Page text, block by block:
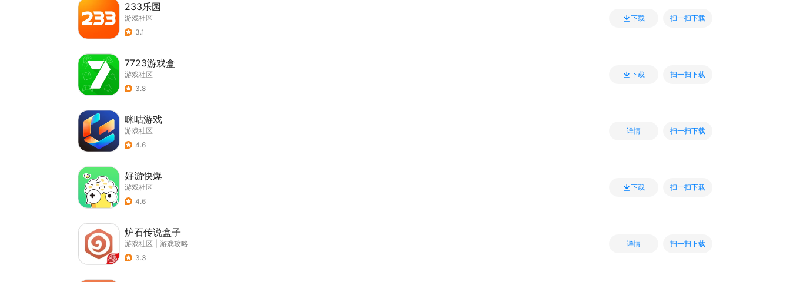
233乐园
游戏社区
3.1
下载 扫一扫下载
7723游戏盒
游戏社区
3.8
下载 扫一扫下载
咪咕游戏
游戏社区
4.6
详情 扫一扫下载
好游快爆
游戏社区
4.6
下载 扫一扫下载
炉石传说盒子
游戏社区
游戏攻略
3.3
详情 扫一扫下载